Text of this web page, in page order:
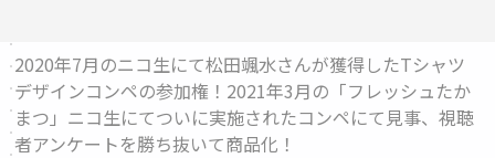
2020年7月のニコ生にて松田颯水さんが獲得したTシャツ
デザインコンペの参加権！2021年3月の「フレッシュたか
まつ」ニコ生にてついに実施されたコンペにて見事、視聴
者アンケートを勝ち抜いて商品化！